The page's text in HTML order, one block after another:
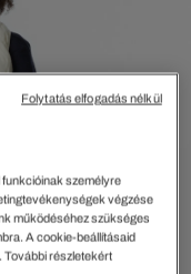
funkcióinak személyre
végzése
működéséhez szükséges
A cookie-beállításaid
További részletekért
Folytatás elfogadás nélkül